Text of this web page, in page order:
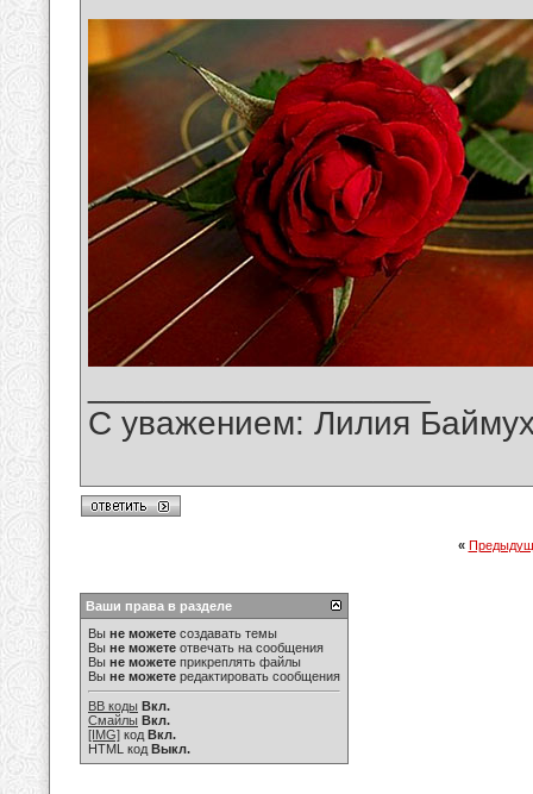
С уважением: Лилия
«
Ваши права в разделе
Вы не можете создавать темы
Вы не можете отвечать на сообщения
Вы не можете прикреплять файлы
Вы не можете редактировать сообщения
BB коды Вкл.
Смайлы Вкл.
[IMG] код Вкл.
HTML код Выкл.